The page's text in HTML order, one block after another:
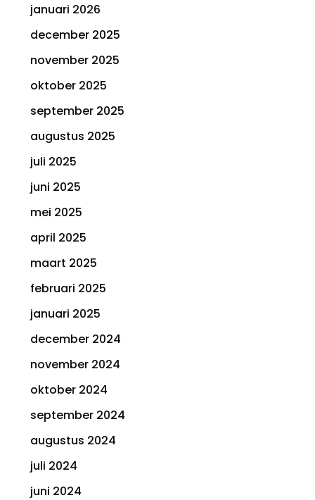
januari 2026
december 2025
november 2025
oktober 2025
september 2025
augustus 2025
juli 2025
juni 2025
mei 2025
april 2025
maart 2025
februari 2025
januari 2025
december 2024
november 2024
oktober 2024
september 2024
augustus 2024
juli 2024
juni 2024